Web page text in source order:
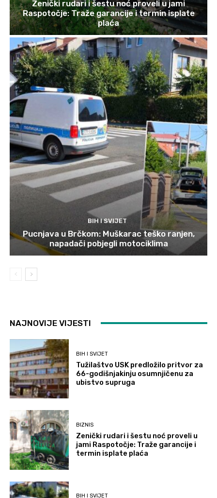
Zenički rudari i šestu noć proveli u jami
Raspotočje: Traže garancije i termin isplate
plaća
BIH I SVIJET
Pucnjava u Brčkom: Muškarac teško ranjen,
napadači pobjegli motociklima
NAJNOVIJE VIJESTI
BIH I SVIJET
Tužilaštvo USK predložilo pritvor za
66-godišnjakinju osumnjičenu za
ubistvo supruga
BIZNIS
Zenički rudari i šestu noć proveli u
jami Raspotočje: Traže garancije i
termin isplate plaća
BIH I SVIJET